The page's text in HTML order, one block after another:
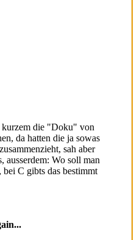
die "Doku" von
da hatten die ja sowas
sah aber
ausserdem: Wo soll man
bei C gibts das bestimmt